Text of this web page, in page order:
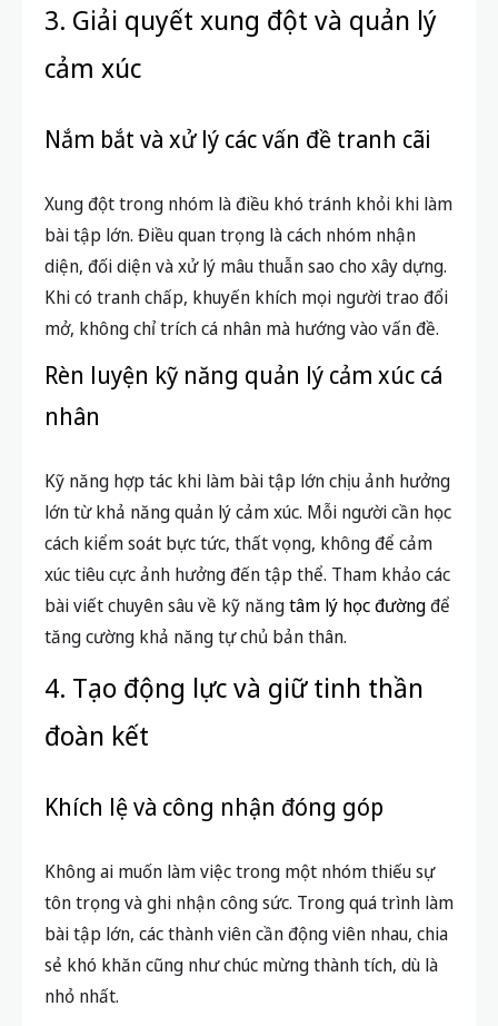
3. Giải quyết xung đột và quản lý
cảm xúc
Nắm bắt và xử lý các vấn đề tranh cãi
Xung đột trong nhóm là điều khó tránh khỏi khi làm
bài tập lớn. Điều quan trọng là cách nhóm nhận
diện, đối diện và xử lý mâu thuẫn sao cho xây dựng.
Khi có tranh chấp, khuyến khích mọi người trao đổi
mở, không chỉ trích cá nhân mà hướng vào vấn đề.
Rèn luyện kỹ năng quản lý cảm xúc cá
nhân
Kỹ năng hợp tác khi làm bài tập lớn chịu ảnh hưởng
lớn từ khả năng quản lý cảm xúc. Mỗi người cần học
cách kiểm soát bực tức, thất vọng, không để cảm
xúc tiêu cực ảnh hưởng đến tập thể. Tham khảo các
bài viết chuyên sâu về kỹ năngtâm lý học đườngđể
tăng cường khả năng tự chủ bản thân.
4. Tạo động lực và giữ tinh thần
đoàn kết
Khích lệ và công nhận đóng góp
Không ai muốn làm việc trong một nhóm thiếu sự
tôn trọng và ghi nhận công sức. Trong quá trình làm
bài tập lớn, các thành viên cần động viên nhau, chia
sẻ khó khăn cũng như chúc mừng thành tích, dù là
nhỏ nhất.